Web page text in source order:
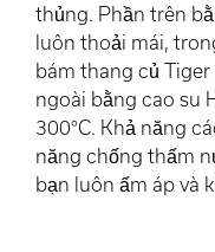
thủng. Phần trên
luôn thoải mái,
bám thang củ
ngoài bằng cao su
300°C. Khả năng
năng chống thấm
bạn luôn ấm áp và